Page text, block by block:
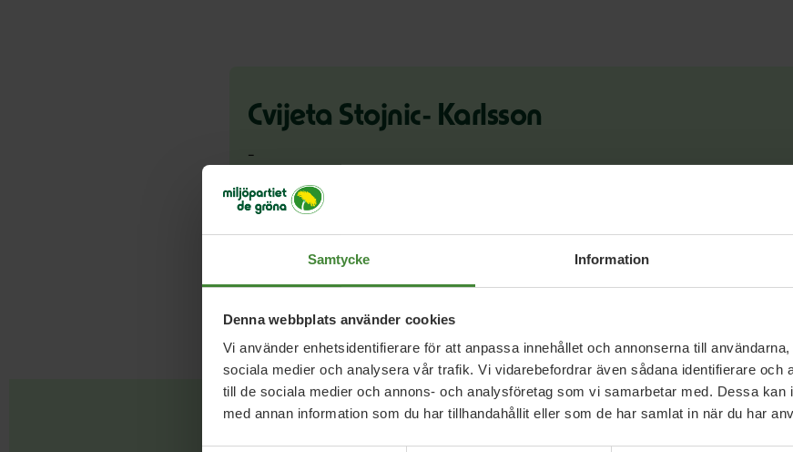
Samtycke Information
Denna webbplats använder cookies
Vi använder enhetsidentifierare för att anpassa innehållet och annonserna till
sociala medier och analysera vår trafik. Vi vidarebefordrar även sådana identifierare och
till de sociala medier och annons- och analysföretag som vi samarbetar med. Dessa kan
med annan information som du har tillhandahållit eller som de har samlat in när du har
Cvijeta Stojnic- Karlsson
–
Blogg